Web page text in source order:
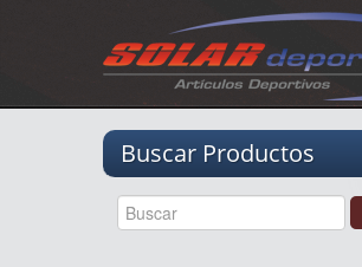
Buscar Productos